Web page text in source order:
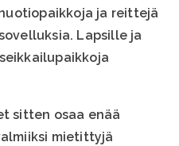
ja reittejä
Lapsille ja
sitten osaa enää
mietittyjä